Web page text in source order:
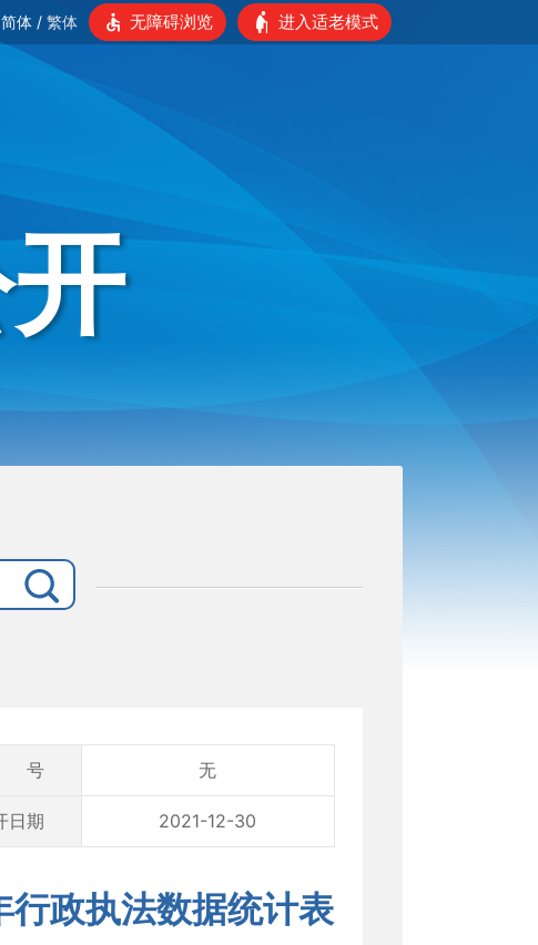
简体 / 繁体 无障碍浏览 进入适老模式
号 无
日期 2021-12-30
政执法数据统计表